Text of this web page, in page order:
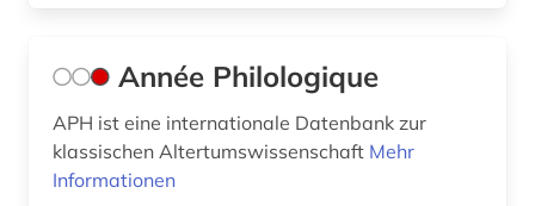
geschichte 336 v. chr.-31 v. chr. (1)
geschichtswissenschaften (2)
geschlechterforschung (1)
giorgio (1)
Année Philologique
APH ist eine internationale Datenbank zur
klassischen Altertumswissenschaft Mehr
Informationen